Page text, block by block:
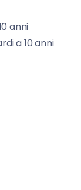
anni
a 10 anni